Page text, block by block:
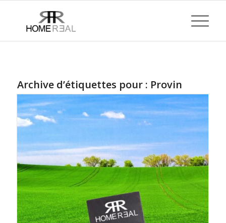
Archive d’étiquettes pour : Provin